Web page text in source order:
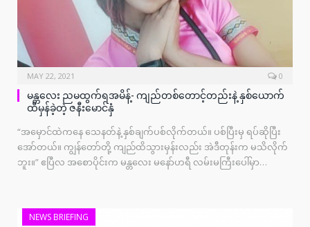
MAY 22, 2021 0
မန္တလေး ညမထွက်ရအမိန့်- ကျည်တစ်တောင့်တည်းနဲ့ နှစ်ယောက်
ထိမှန်ခဲ့တဲ့ ဇနီးမောင်နှံ
“အမှောင်ထဲကနေ သေနတ်နဲ့ နှစ်ချက်ပစ်လိုက်တယ်။ ပစ်ပြီးမှ ရပ်ဆိုပြီး
အော်တယ်။ ကျွန်တော်တို့ ကျည်ထိသွားမှန်းလည်း အဲဒီတုန်းက မသိလိုက်
ဘူး။” ဧပြီလ အစောပိုင်းက မန္တလေး မနော်ဟရီ လမ်းမကြီးပေါ်မှာ…
NEWS BRIEFING